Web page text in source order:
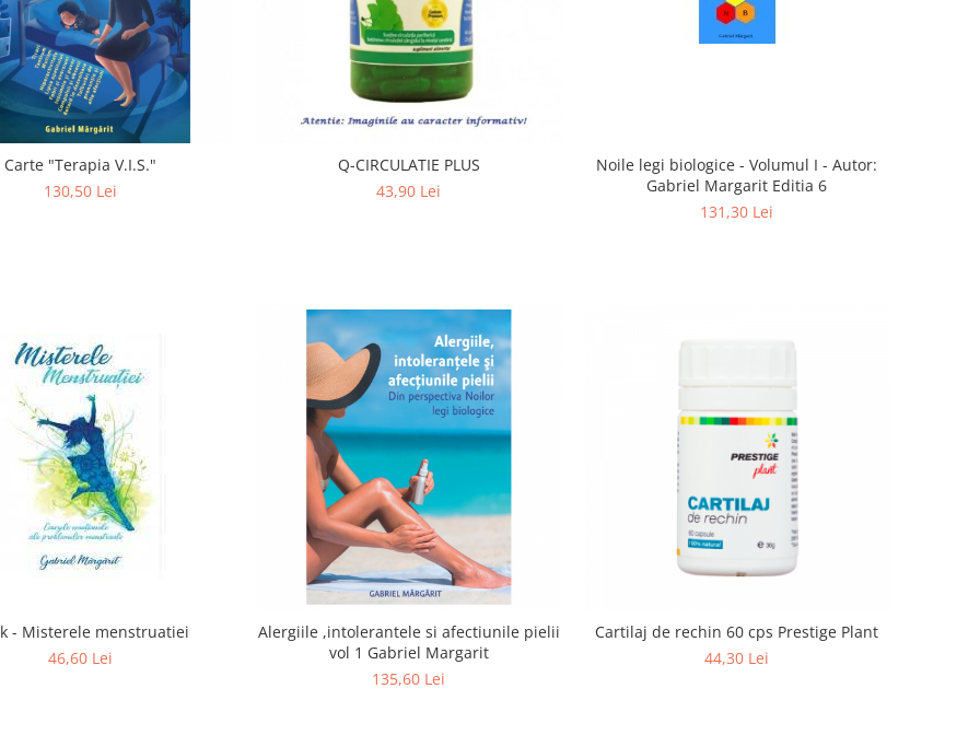
Carte "Terapia V.I.S."
130,50 Lei
Q-CIRCULATIE PLUS
43,90 Lei
Noile legi biologice - Volumul I - Autor:
Gabriel Margarit Editia 6
131,30 Lei
- Misterele menstruatiei
46,60 Lei
Alergiile ,intolerantele si afectiunile pielii
vol 1 Gabriel Margarit
135,60 Lei
Cartilaj de rechin 60 cps Prestige Plant
44,30 Lei